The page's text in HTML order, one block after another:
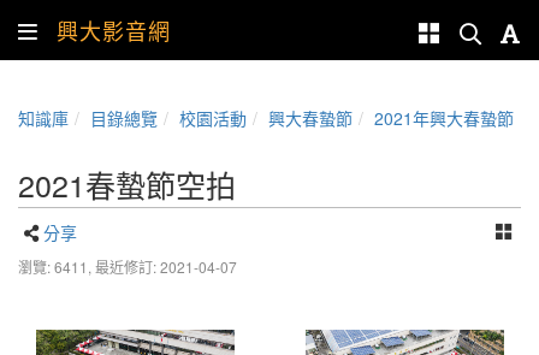
興大影音網
知識庫 目錄總覽 校園活動 興大春蟄節 2021年興大春蟄節
2021春蟄節空拍
分享
瀏覽: 6411, 最近修訂: 2021-04-07